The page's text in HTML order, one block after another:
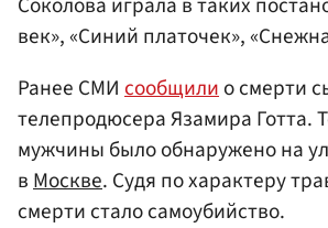
век», «Синий платочек»,
Ранее СМИ сообщилио смерти
телепродюсера Язамира Готта.
мужчины было обнаружено на
вМоскве. Судя по характеру
смерти стало самоубийство.